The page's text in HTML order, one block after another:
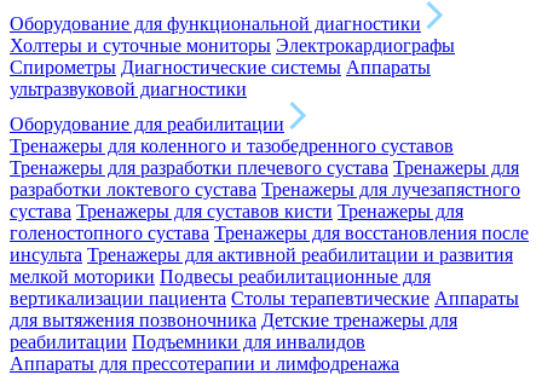
Оборудование для функциональной диагностики
Холтеры и суточные мониторы Электрокардиографы
Спирометры Диагностические системы Аппараты
ультразвуковой диагностики
Оборудование для реабилитации
Тренажеры для коленного и тазобедренного суставов
Тренажеры для разработки плечевого сустава Тренажеры для
разработки локтевого сустава Тренажеры для лучезапястного
сустава Тренажеры для суставов кисти Тренажеры для
голеностопного сустава Тренажеры для восстановления после
инсульта Тренажеры для активной реабилитации и развития
мелкой моторики Подвесы реабилитационные для
вертикализации пациента Столы терапевтические Аппараты
для вытяжения позвоночника Детские тренажеры для
реабилитации Подъемники для инвалидов
Аппараты для прессотерапии и лимфодренажа